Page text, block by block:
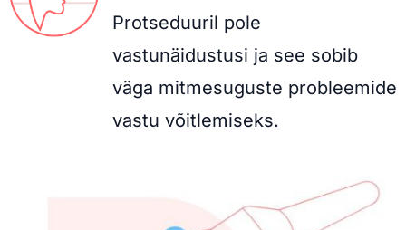
Protseduuril pole
vastunäidustusi ja see sobib
väga mitmesuguste probleemide
vastu võitlemiseks.